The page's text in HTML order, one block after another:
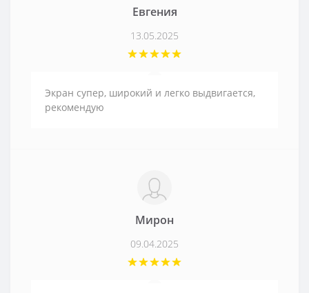
Евгения
13.05.2025
Экран супер, широкий и легко выдвигается,
рекомендую
Мирон
09.04.2025